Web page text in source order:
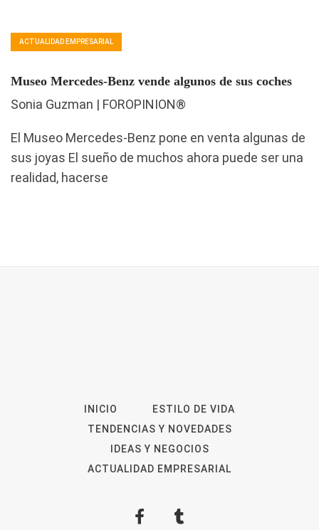
ACTUALIDAD EMPRESARIAL
Museo Mercedes-Benz vende algunos de sus coches
Sonia Guzman | FOROPINION®
El Museo Mercedes-Benz pone en venta algunas de
sus joyas El sueño de muchos ahora puede ser una
realidad, hacerse
INICIO
ESTILO DE VIDA
TENDENCIAS Y NOVEDADES
IDEAS Y NEGOCIOS
ACTUALIDAD EMPRESARIAL